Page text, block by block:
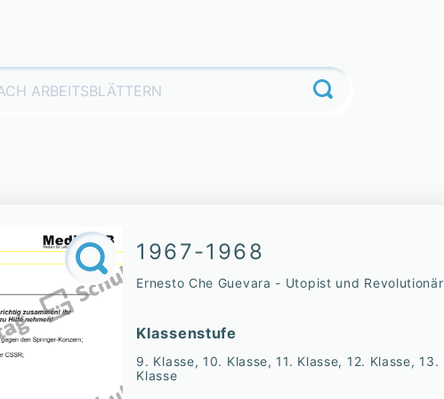
1967-1968
Ernesto Che Guevara - Utopist und Revolutionär
Klassenstufe
9. Klasse, 10. Klasse, 11. Klasse, 12. Klasse, 13.
Klasse